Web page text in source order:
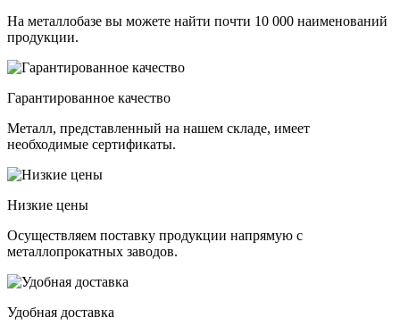
На металлобазе вы можете найти почти 10 000 наименований
продукции.
Гарантированное качество
Металл, представленный на нашем складе, имеет
необходимые сертификаты.
Низкие цены
Осуществляем поставку продукции напрямую с
металлопрокатных заводов.
Удобная доставка